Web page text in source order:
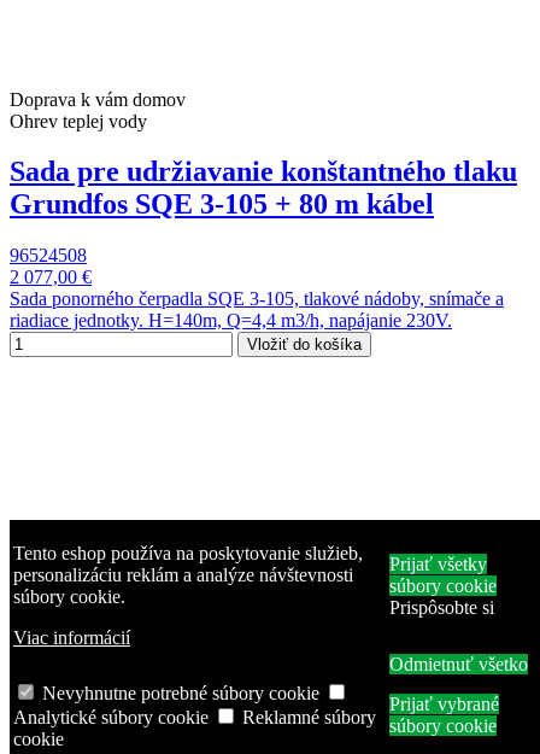
Tento eshop používa na poskytovanie služieb,
personalizáciu reklám a analýze návštevnosti
súbory cookie.
Viac informácií
Prijať všetky
súbory cookie
Prispôsobte si
Odmietnuť všetko
Nevyhnutne potrebné súbory cookie
Analytické súbory cookie
Reklamné súbory
cookie
Prijať vybrané
súbory cookie
Doprava k vám domov
Ohrev teplej vody
Sada pre udržiavanie konštantného tlaku
Grundfos SQE 3-105 + 80 m kábel
96524508
2 077,00 €
Sada ponorného čerpadla SQE 3-105, tlakové nádoby, snímače a
riadiace jednotky. H=140m, Q=4,4 m3/h, napájanie 230V.
Vložiť do košíka
-15%
Doprava k vám domov
ISX Twin UP: 2×18-27 kW, 2×400 V
Clage
ISX Twin UP: 2×18-27 kW, 2×400 V